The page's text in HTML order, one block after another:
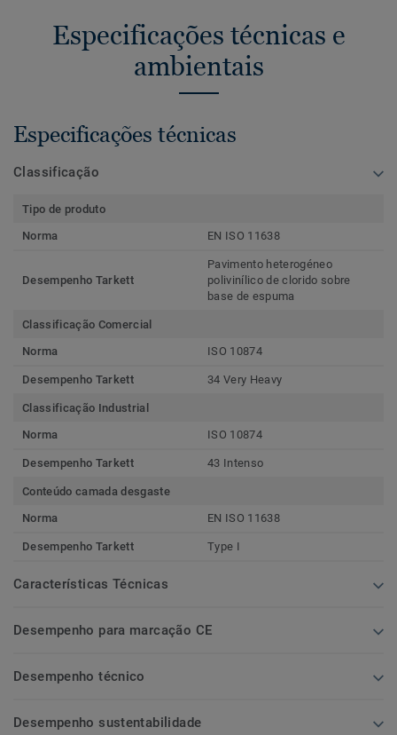
Especificações técnicas e
ambientais
Especificações técnicas
Classificação
Tipo de produto
Norma
EN ISO 11638
Desempenho Tarkett
Pavimento heterogéneo
polivinílico de clorido sobre
base de espuma
Classificação Comercial
Norma
ISO 10874
Desempenho Tarkett 34 Very Heavy
Classificação Industrial
Norma
ISO 10874
Desempenho Tarkett 43 Intenso
Conteúdo camada desgaste
Norma
EN ISO 11638
Desempenho Tarkett Type I
Características Técnicas
Desempenho para marcação CE
Desempenho técnico
Desempenho sustentabilidade